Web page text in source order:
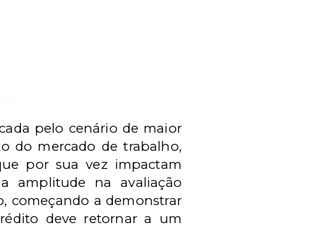
pelo cenário de maior
do mercado de trabalho,
por sua vez impactam
amplitude na avaliação
começando a demonstrar
deve retornar a um